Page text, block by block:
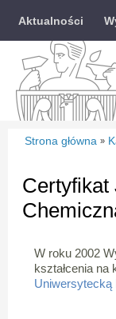
Aktualności
Strona główna »
Certyfikat
W roku 2002
kształcenia
Uniwersytecką